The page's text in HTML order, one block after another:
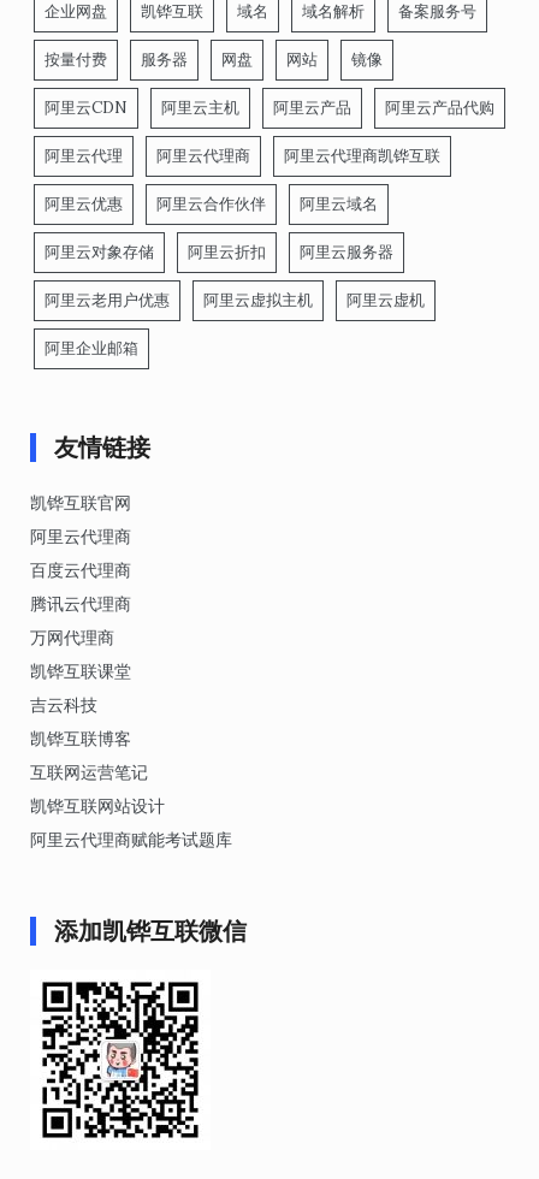
企业网盘 凯铧互联 域名 域名解析 备案服务号
按量付费 服务器 网盘 网站 镜像
阿里云CDN 阿里云主机 阿里云产品 阿里云产品代购
阿里云代理 阿里云代理商 阿里云代理商凯铧互联
阿里云优惠 阿里云合作伙伴 阿里云域名
阿里云对象存储 阿里云折扣 阿里云服务器
阿里云老用户优惠 阿里云虚拟主机 阿里云虚机
阿里企业邮箱
友情链接
凯铧互联官网
阿里云代理商
百度云代理商
腾讯云代理商
万网代理商
凯铧互联课堂
吉云科技
凯铧互联博客
互联网运营笔记
凯铧互联网站设计
阿里云代理商赋能考试题库
添加凯铧互联微信